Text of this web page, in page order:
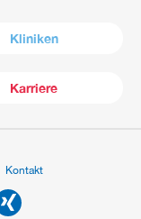
Kliniken
Karriere
Kontakt